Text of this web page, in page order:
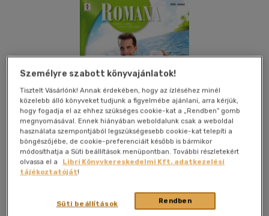
Kívánságlistához adom
Személyre szabott könyvajánlatok!
Tisztelt Vásárlónk! Annak érdekében, hogy az ízléséhez minél
közelebb álló könyveket tudjunk a figyelmébe ajánlani, arra kérjük,
hogy fogadja el az ehhez szükséges cookie-kat a „Rendben” gomb
megnyomásával. Ennek hiányában weboldalunk csak a weboldal
használata szempontjából legszükségesebb cookie-kat telepíti a
böngészőjébe, de cookie-preferenciáit később is bármikor
módosíthatja a Süti beállítások menüpontban. További részletekért
olvassa el a
Libri Könyvkereskedelmi Kft. adatkezelési
tájékoztatóját!
Rendben
Süti beállítások